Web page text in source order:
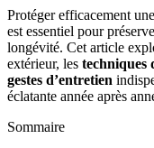
Protéger efficacement une
est essentiel pour
longévité. Cet article
extérieur, les techniques
gestes d’entretien
éclatante année après
Sommaire